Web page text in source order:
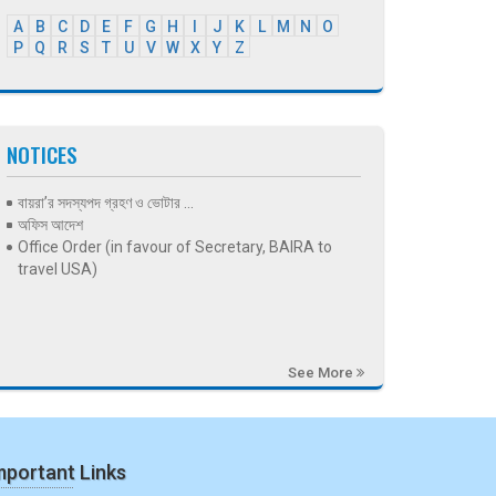
A B C D E F G H J K L M N
O
P
Q R S T U V W X Y Z
NOTICES
বায়রা’র সদস্যপদ গ্রহণ ও ভোটার ...
অফিস আদেশ
Office Order (in favour of Secretary, BAIRA to
travel USA)
See More
Links